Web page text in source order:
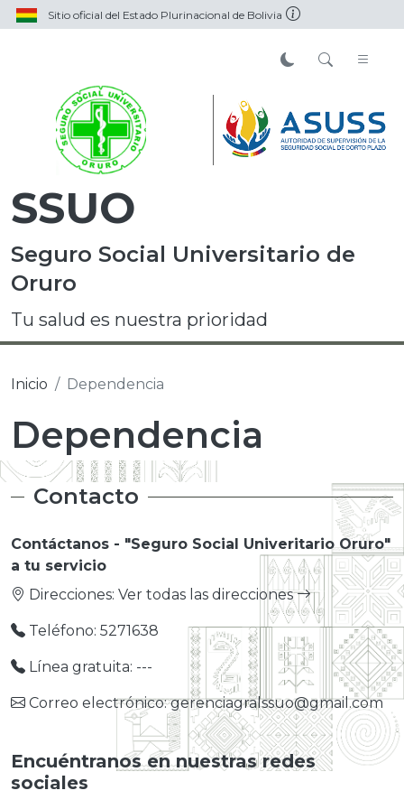
Sitio oficial del Estado Plurinacional de Bolivia
SSUO
Seguro Social Universitario de
Oruro
Tu salud es nuestra prioridad
Inicio Dependencia
Dependencia
Contacto
Contáctanos - "Seguro Social Univeritario Oruro"
a tu servicio
Direcciones: Ver todas las direcciones
Teléfono: 5271638
Línea gratuita: ---
Correo electrónico: gerenciagralssuo@gmail.com
Encuéntranos en nuestras redes
sociales